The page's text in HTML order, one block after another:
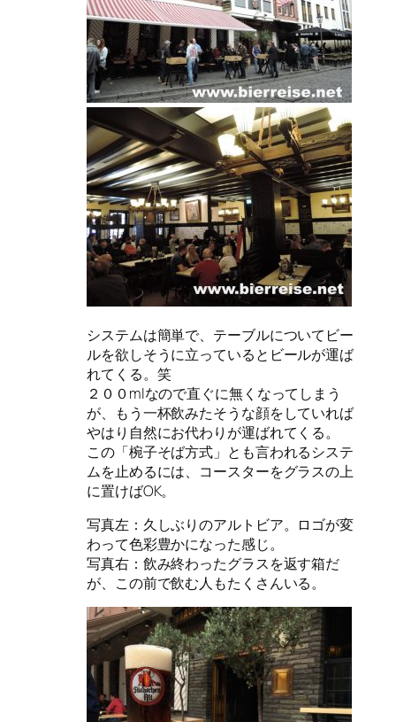
システムは簡単で、テーブルについてビー
ルを欲しそうに立っているとビールが運ば
れてくる。笑
２００mlなので直ぐに無くなってしまう
が、もう一杯飲みたそうな顔をしていれば
やはり自然にお代わりが運ばれてくる。
この「椀子そば方式」とも言われるシステ
ムを止めるには、コースターをグラスの上
に置けばOK。
写真左：久しぶりのアルトビア。ロゴが変
わって色彩豊かになった感じ。
写真右：飲み終わったグラスを返す箱だ
が、この前で飲む人もたくさんいる。